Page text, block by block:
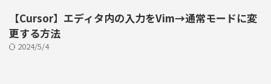
【Cursor】エディタ内の入力をVim→通常モードに変
更する方法
2024/5/4